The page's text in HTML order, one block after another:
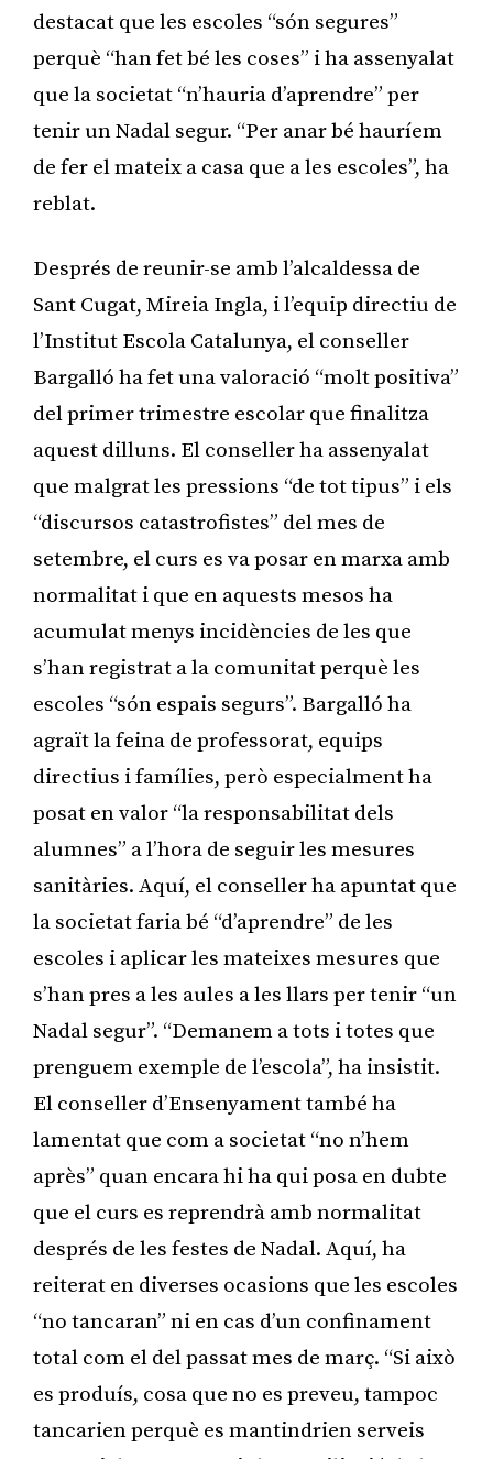
destacat que les escoles “són segures”
perquè “han fet bé les coses” i ha assenyalat
que la societat “n’hauria d’aprendre” per
tenir un Nadal segur. “Per anar bé hauríem
de fer el mateix a casa que a les escoles”, ha
reblat.
Després de reunir-se amb l’alcaldessa de
Sant Cugat, Mireia Ingla, i l’equip directiu de
l’Institut Escola Catalunya, el conseller
Bargalló ha fet una valoració “molt positiva”
del primer trimestre escolar que finalitza
aquest dilluns. El conseller ha assenyalat
que malgrat les pressions “de tot tipus” i els
“discursos catastrofistes” del mes de
setembre, el curs es va posar en marxa amb
normalitat i que en aquests mesos ha
acumulat menys incidències de les que
s’han registrat a la comunitat perquè les
escoles “són espais segurs”. Bargalló ha
agraït la feina de professorat, equips
directius i famílies, però especialment ha
posat en valor “la responsabilitat dels
alumnes” a l’hora de seguir les mesures
sanitàries. Aquí, el conseller ha apuntat que
la societat faria bé “d’aprendre” de les
escoles i aplicar les mateixes mesures que
s’han pres a les aules a les llars per tenir “un
Nadal segur”. “Demanem a tots i totes que
prenguem exemple de l’escola”, ha insistit.
El conseller d’Ensenyament també ha
lamentat que com a societat “no n’hem
après” quan encara hi ha qui posa en dubte
que el curs es reprendrà amb normalitat
després de les festes de Nadal. Aquí, ha
reiterat en diverses ocasions que les escoles
“no tancaran” ni en cas d’un confinament
total com el del passat mes de març. “Si això
es produís, cosa que no es preveu, tampoc
tancarien perquè es mantindrien serveis